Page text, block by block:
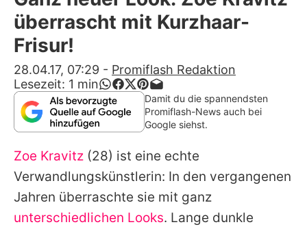
Alle Themen auf Promiflash
App runterladen
Team
Redaktionelle Richtlinien
Impressum
Datenschutzerklärung
Nutzungsbedingungen
überrascht mit Kurzhaar-
Frisur!
28.04.17, 07:29 - Promiflash Redaktion
Lesezeit: 1 min
Damit du die spannendsten
Promiflash-News auch bei
Google siehst.
Zoe Kravitz (28) ist eine echte
Verwandlungskünstlerin: In den vergangenen
Jahren überraschte sie mit ganz
unterschiedlichen Looks. Lange dunkle